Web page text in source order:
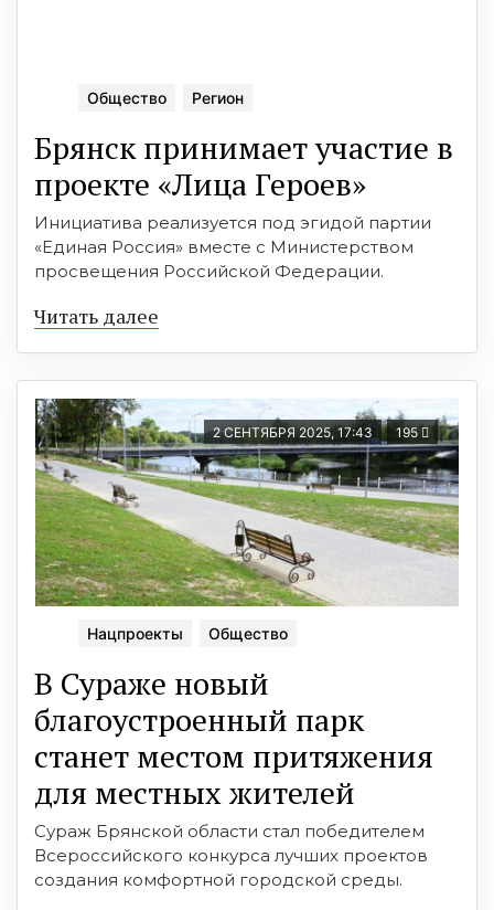
Общество Регион
Брянск принимает участие в
проекте «Лица Героев»
Инициатива реализуется под эгидой партии
«Единая Россия» вместе с Министерством
просвещения Российской Федерации.
Читать далее
2 СЕНТЯБРЯ 2025, 17:43 195
Нацпроекты Общество
В Сураже новый
благоустроенный парк
станет местом притяжения
для местных жителей
Сураж Брянской области стал победителем
Всероссийского конкурса лучших проектов
создания комфортной городской среды.